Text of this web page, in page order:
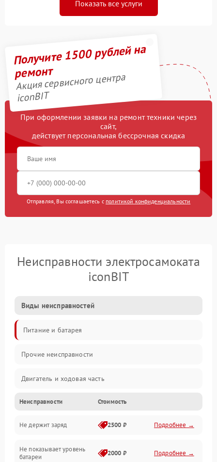
Показать все услуги
Получите 1500 рублей на
ремонт
Акция сервисного центра
iconBIT
При оформлении заявки на ремонт техники через
сайт,
действует персональная бессрочная скидка
Отправляя, Вы соглашаетесь с политикой конфиденциальности
Неисправности электросамоката
iconBIT
Виды неисправностей
Питание и батарея
Прочие неисправности
Двигатель и ходовая часть
Тормоза и безопасность
Подвеска и колеса
Электроника и управление
Неисправности Стоимость
Не держит заряд 2500 ₽ Подробнее →
Не показывает уровень
батареи
2000 ₽ Подробнее →